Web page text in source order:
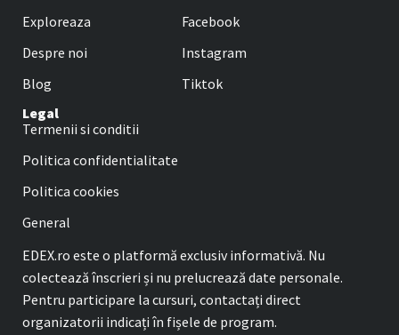
Exploreaza
Despre noi
Blog
Facebook
Instagram
Tiktok
Legal
Termenii si conditii
Politica confidentialitate
Politica cookies
General
EDEX.ro este o platformă exclusiv informativă. Nu
colectează înscrieri și nu prelucrează date personale.
Pentru participare la cursuri, contactați direct
organizatorii indicați în fișele de program.